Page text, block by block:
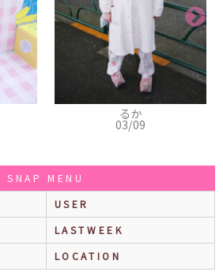
千紘
03/05
SNAP MENU
USER
LASTWEEK
LOCATION